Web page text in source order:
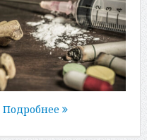
Подробнее